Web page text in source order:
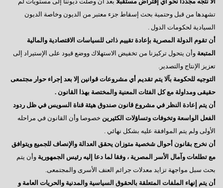
إفتكاسة أبو شقة إحدى عجائب وغرائب البرلمان
هذا هو المتوقع والمنتظر
إطلالة عام جديد
تغييب القوى الوطنية
هل يطول الإنتظار ؟
السادات : رحيل مرسى كشف عن آفة مجتمعية خطيرة
إيران - ماذا ننتظر؟
ماذا بعد الإستفتاء ؟
هل يفاجئنا الرئيس ؟
تشهدها من قبل وحتمية بحث إسقاط جزء معتبر من الديون وخاصة الديون
السيادية لحكومات الدول .
أن تقوم الدولة المصرية بإعادة تقييم ذاتى للسياسات الاقتصادية والمالية
المتبعة وأن يتحول تركيزنا من تخفيض الاستهلاك ووضع قيود على الإستيراد إلى
تعزيز الإنتاج والتصدير.
التوجيه للحكومة بآلا يتم تقديم أي مشروعات قوانين إلا بعد إجراء حوار مجتمعى
حقيقى ومداولة مع كل الفئات المعنية والمختصة بهذا القانون .
أن يتم إعادة النظر في مشروع قانون صندوق هيئة قناة السويس في ظل ردود
الفعل الواسعة وتخوفات وتساؤلات الكثيرين خصوصا وأن القانون في مراحله
الأولى ولم يتم الموافقة عليه بشكل نهائي .
أن نخرج بقانون أحوال شخصية متوزان يحقق العدالة والإنصاف للجميع ويتوافق
مع تطلعات وآمال الأسر المصرية ، وفقا لما دعا إليه رئيس الجمهورية وأن يتم
بحث سبل مواجهة تزايد معدلات جرائم العنف الأسرى والمجتمعى.
أن يتم إنهاء الملفات المتعلقة بالحقوق السياسية والمدنية والحريات العامة و